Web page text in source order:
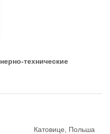
техническиe
Катовице, Польша